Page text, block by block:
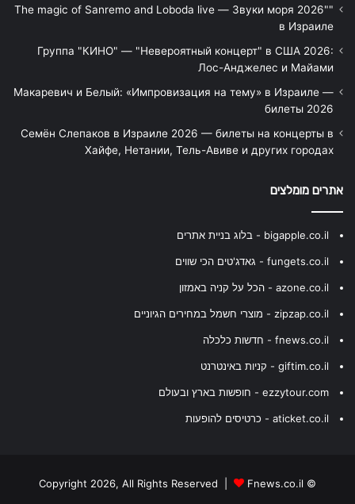
"The magic of Sanremo and Loboda live — Звуки моря 2026"
в Израиле
Группа "КИНО" — "Невероятный концерт" в США 2026:
Лос-Анджелес и Майами
Макаревич и Белый: «Импровизация на тему» в Израиле —
билеты 2026
Семён Слепаков в Израиле 2026 — билеты на концерты в
Хайфе, Нетании, Тель-Авиве и других городах
אתרים מומלצים
bigapple.co.il - בלוג בניית אתרים
fungets.co.il - גאדג'טים הכי שווים
azone.co.il - הכל על קניה באמזון
zipzap.co.il - מוצרי חשמל במחירים הגיוניים
fnews.co.il - חדשות כלכלה
giftim.co.il - קניות באינטרנט
ezzytour.com - חופשות בארץ ובעולם
aticket.co.il - כרטיסים להופעות
© Copyright 2026, All Rights Reserved |
Fnews.co.il